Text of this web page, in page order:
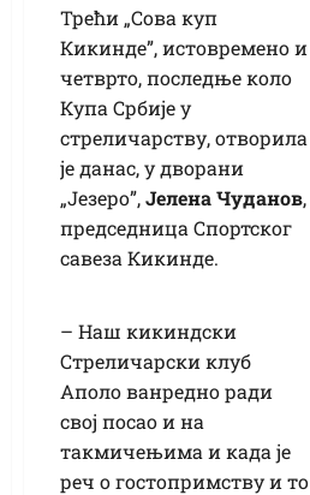
Трећи „Сова куп
Кикинде”, истовремено и
четврто, последње коло
Купа Србије у
стреличарству, отворила
је данас, у дворани
„Језеро”,Јелена Чуданов,
председница Спортског
савеза Кикинде.
– Наш кикиндски
Стреличарски клуб
Аполо ванредно ради
свој посао и на
такмичењима и када је
реч о гостопримству и то